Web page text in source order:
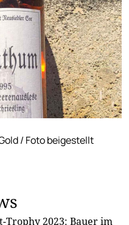
/ Foto beigestellt
Trophy 2023: Bauer im